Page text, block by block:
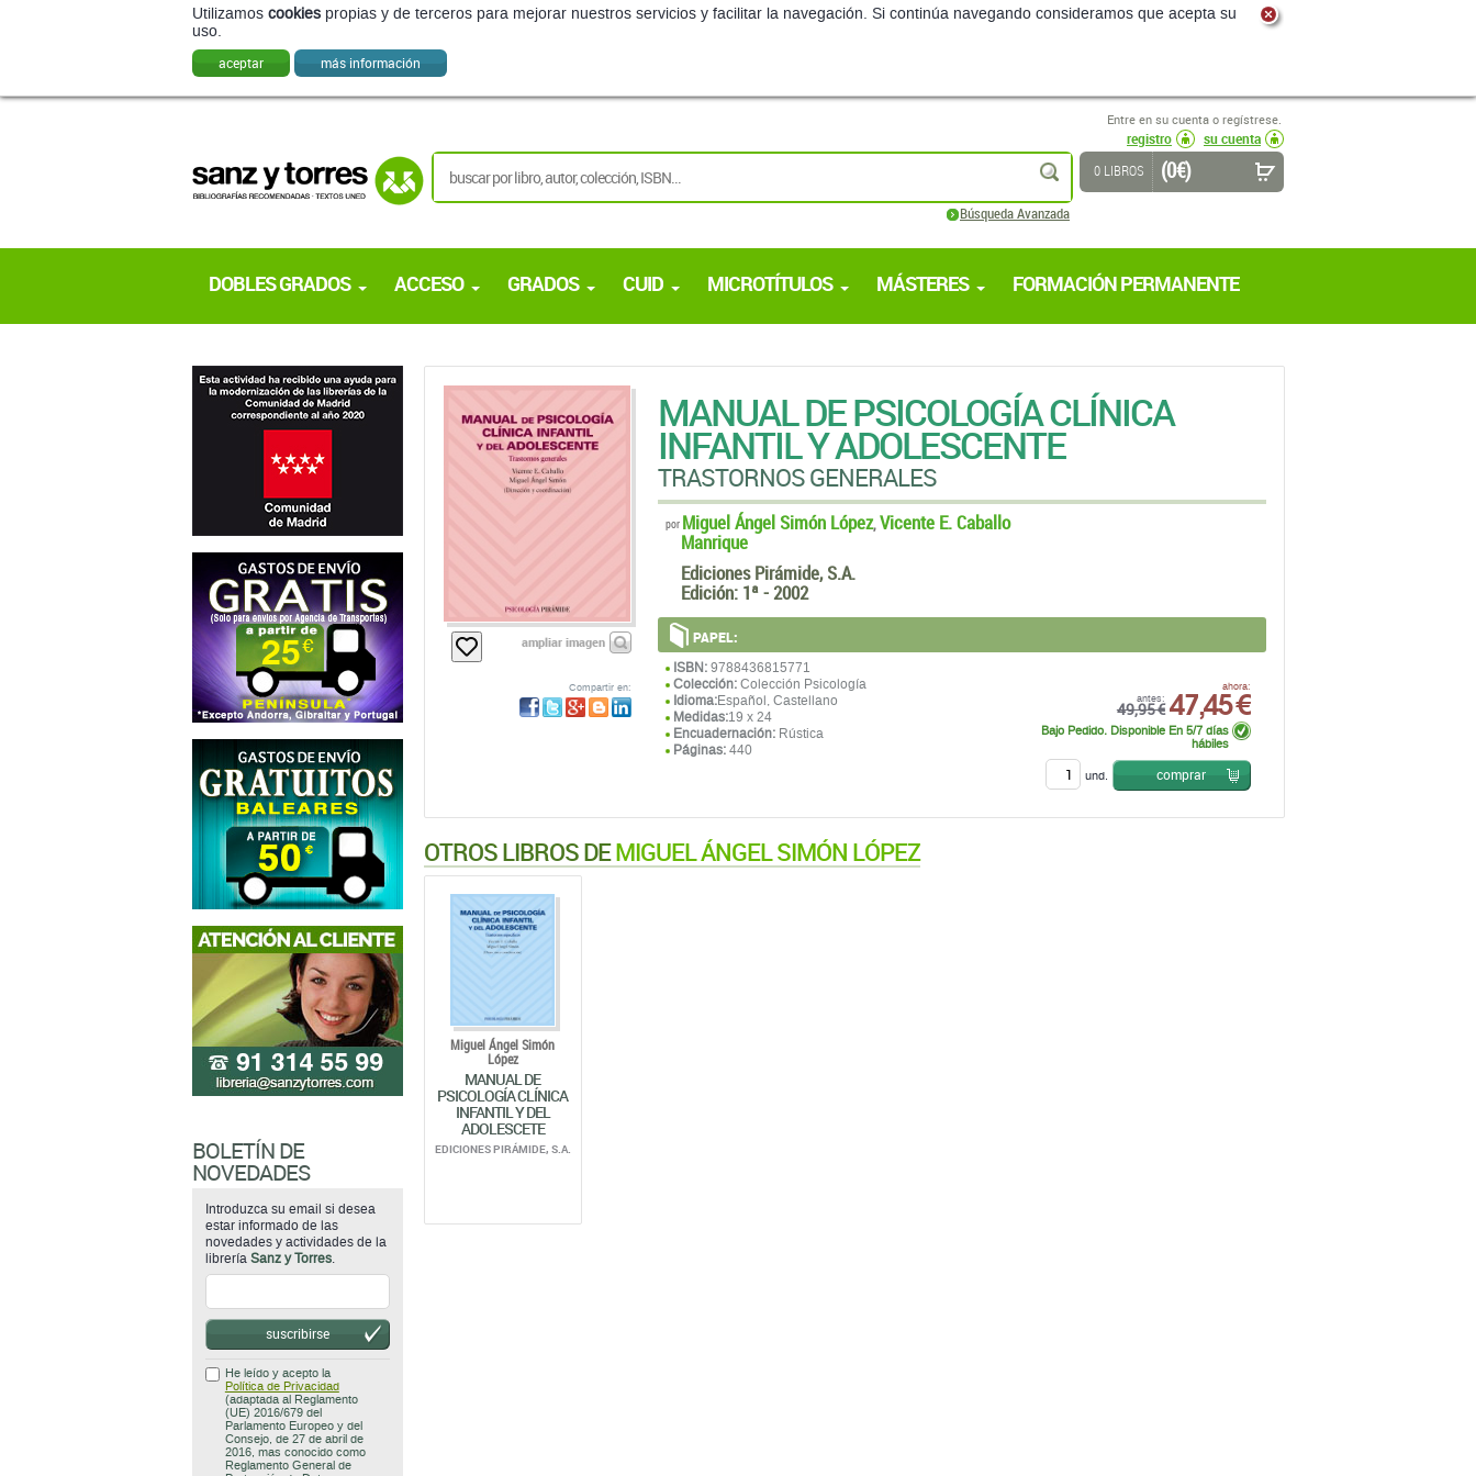
Utilizamos cookies propias y de terceros para mejorar nuestros servicios y facilitar la navegación. Si continúa navegando consideramos que acepta su
uso.
aceptar más información
Entre en su cuenta o regístrese.
registro
su cuenta
buscar
Búsqueda Avanzada
0 LIBROS (0 €)
DOBLES GRADOS ACCESO GRADOS CUID MICROTÍTULOS MÁSTERES FORMACIÓN PERMANENTE
MANUAL DE PSICOLOGÍA CLÍNICA
INFANTIL Y ADOLESCENTE
TRASTORNOS GENERALES
ampliar imagen
Compartir en:
por Miguel Ángel Simón López,Vicente E. Caballo
Manrique
Ediciones Pirámide, S.A.
Edición: 1ª - 2002
PAPEL:
ISBN:9788436815771
Colección:Colección Psicología
Idioma:Español, Castellano
Medidas:19 x 24
Encuadernación:Rústica
Páginas:440
antes:
49,95 €
ahora:
47,45 €
Bajo Pedido. Disponible En 5/7 días
hábiles
und. comprar
OTROS LIBROS DEMIGUEL ÁNGEL SIMÓN LÓPEZ
Miguel Ángel Simón
López
MANUAL DE
PSICOLOGÍA CLÍNICA
INFANTIL Y DEL
ADOLESCETE
EDICIONES PIRÁMIDE, S.A.
BOLETÍN DE
NOVEDADES
Introduzca su email si desea
estar informado de las
novedades y actividades de la
librería Sanz y Torres.
suscribirse
He leído y acepto la
Política de Privacidad
(adaptada al Reglamento
(UE) 2016/679 del
Parlamento Europeo y del
Consejo, de 27 de abril de
2016, mas conocido como
Reglamento General de